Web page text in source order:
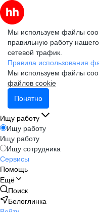
Мы используем файлы
правильную работу
сетевой трафик.
Правила использования
Мы используем файлы
файлов cookie
Понятно
Ищу работу
Ищу работу
Ищу работу
Ищу сотрудника
Сервисы
Помощь
Ещё
Поиск
Белоглинка